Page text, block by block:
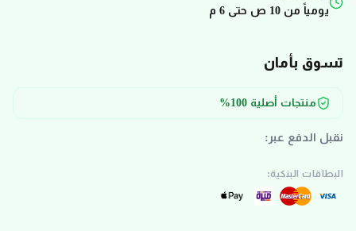
يومياً من 10 ص حتى 6 م
تسوق بأمان
منتجات أصلية 100%
نقبل الدفع عبر:
البطاقات البنكية: